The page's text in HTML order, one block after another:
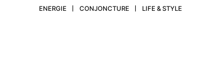
ENERGIE
CONJONCTURE LIFE & STYLE